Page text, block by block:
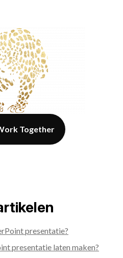
Together
presentatie?
presentatie laten maken?